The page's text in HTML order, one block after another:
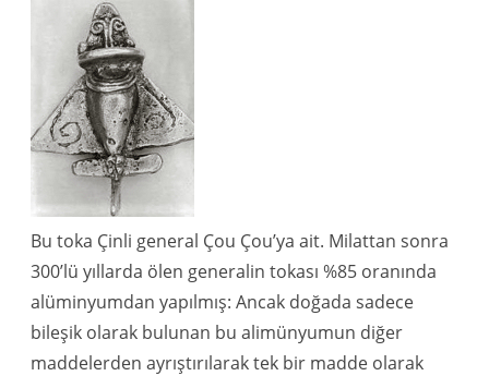
Bu toka Çinli general Çou Çou’ya ait. Milattan sonra
300’lü yıllarda ölen generalin tokası %85 oranında
alüminyumdan yapılmış: Ancak doğada sadece
bileşik olarak bulunan bu alimünyumun diğer
maddelerden ayrıştırılarak tek bir madde olarak